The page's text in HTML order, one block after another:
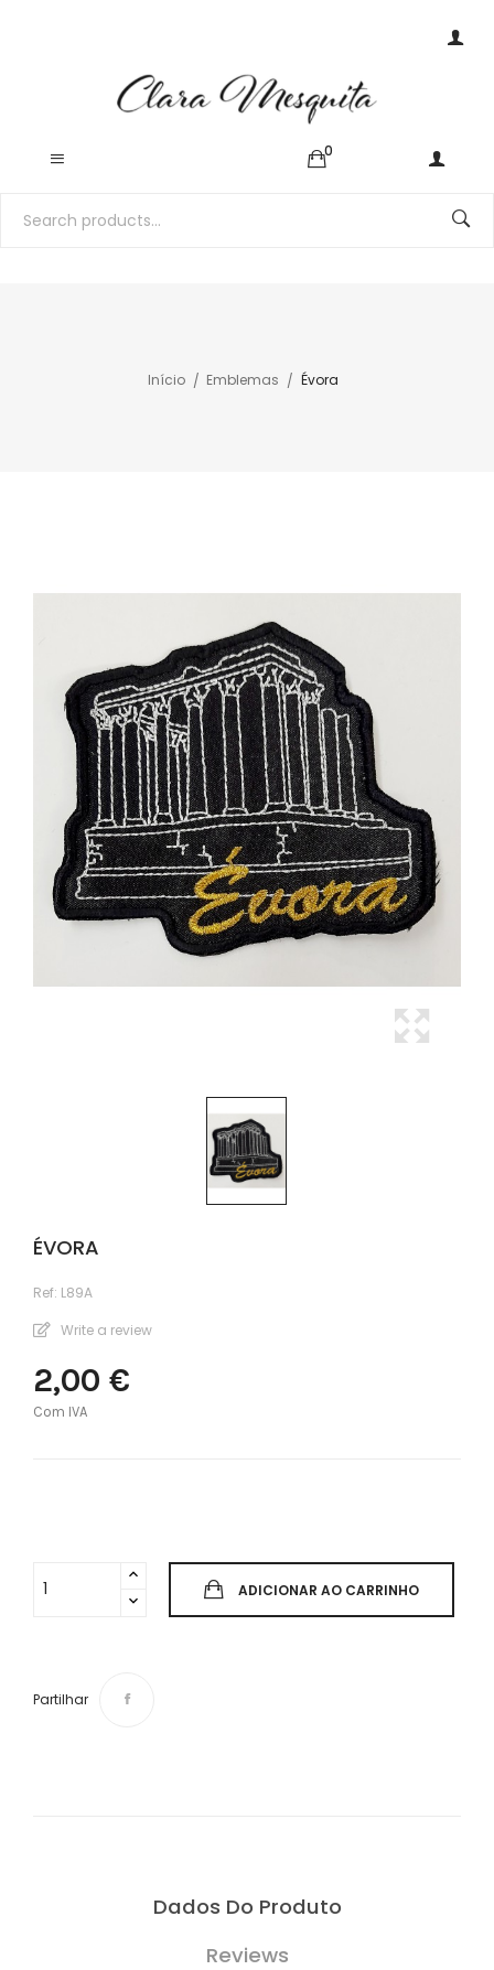
0
Início Emblemas Évora
ÉVORA
Ref: L89A
Write a review
2,00 €
Com IVA
ADICIONAR AO CARRINHO
Partilhar
Dados Do Produto
Reviews